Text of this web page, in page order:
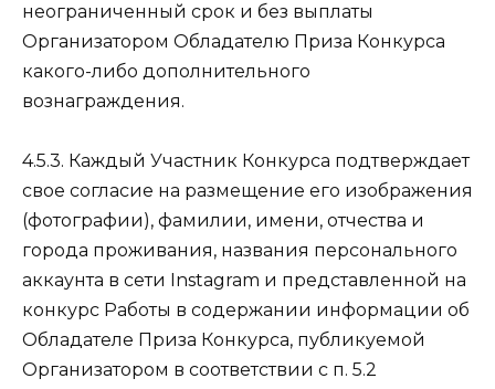
неограниченный срок и без выплаты
Организатором Обладателю Приза Конкурса
какого-либо дополнительного
вознаграждения.
4.5.3. Каждый Участник Конкурса подтверждает
свое согласие на размещение его изображения
(фотографии), фамилии, имени, отчества и
города проживания, названия персонального
аккаунта в сети Instagram и представленной на
конкурс Работы в содержании информации об
Обладателе Приза Конкурса, публикуемой
Организатором в соответствии с п. 5.2